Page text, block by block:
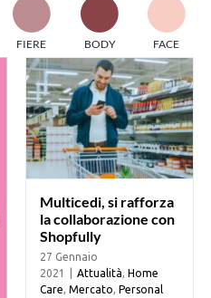
TESPI
ed editrici
particolare,
informazione che
technology,
Stay tuned!
FIERE BODY FACE
rafforza la
Shopfully
Multicedi, si rafforza
la collaborazione con
Shopfully
27 Gennaio
2021
Attualità Home
Care Mercato Personal